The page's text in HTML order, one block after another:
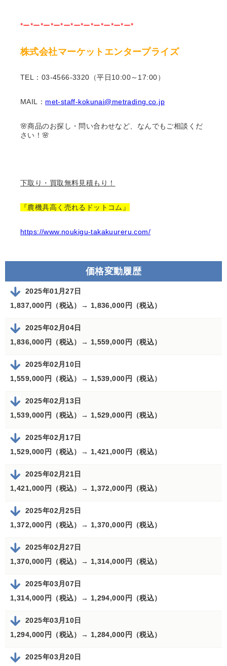
*ー*ー*ー*ー*ー*ー*ー*ー*ー*ー*ー*
株式会社マーケットエンタープライズ
TEL：03-4566-3320（平日10:00～17:00）
MAIL： met-staff-kokunai@metrading.co.jp
🌸商品のお探し・問い合わせなど、なんでもご相談くだ
さい！🌸
下取り・買取無料見積もり！
『農機具高く売れるドットコム』
https://www.noukigu-takakuureru.com/
価格変動履歴
2025年01月27日
1,837,000円（税込）→ 1,836,000円（税込）
2025年02月04日
1,836,000円（税込）→ 1,559,000円（税込）
2025年02月10日
1,559,000円（税込）→ 1,539,000円（税込）
2025年02月13日
1,539,000円（税込）→ 1,529,000円（税込）
2025年02月17日
1,529,000円（税込）→ 1,421,000円（税込）
2025年02月21日
1,421,000円（税込）→ 1,372,000円（税込）
2025年02月25日
1,372,000円（税込）→ 1,370,000円（税込）
2025年02月27日
1,370,000円（税込）→ 1,314,000円（税込）
2025年03月07日
1,314,000円（税込）→ 1,294,000円（税込）
2025年03月10日
1,294,000円（税込）→ 1,284,000円（税込）
2025年03月20日